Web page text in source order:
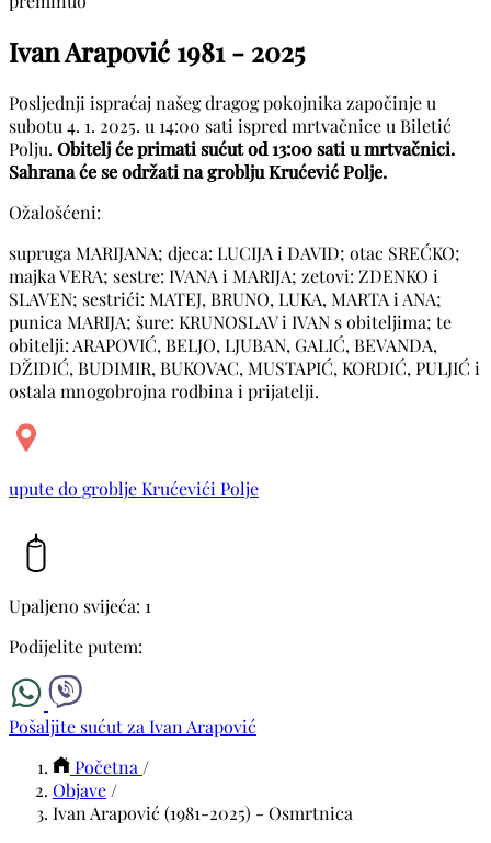
Ivan Arapović 1981 - 2025
Posljednji ispraćaj našeg dragog pokojnika započinje u
subotu 4. 1. 2025. u 14:00 sati ispred mrtvačnice u Biletić
Polju. Obitelj će primati sućut od 13:00 sati u mrtvačnici.
Sahrana će se održati na groblju Krućević Polje.
Ožalošćeni:
supruga MARIJANA; djeca: LUCIJA i DAVID; otac SREĆKO;
majka VERA; sestre: IVANA i MARIJA; zetovi: ZDENKO i
SLAVEN; sestrići: MATEJ, BRUNO, LUKA, MARTA i ANA;
punica MARIJA; šure: KRUNOSLAV i IVAN s obiteljima; te
obitelji: ARAPOVIĆ, BELJO, LJUBAN, GALIĆ, BEVANDA,
DŽIDIĆ, BUDIMIR, BUKOVAC, MUSTAPIĆ, KORDIĆ, PULJIĆ i
ostala mnogobrojna rodbina i prijatelji.
upute do groblje Krućevići Polje
Upaljeno svijeća: 1
Podijelite putem:
Pošaljite sućut za Ivan Arapović
Početna /
Objave /
Ivan Arapović (1981-2025) - Osmrtnica